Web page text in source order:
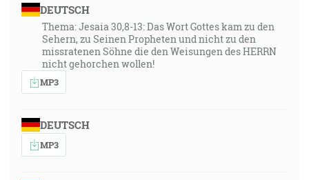
DEUTSCH
Thema: Jesaia 30,8-13: Das Wort Gottes kam zu den
Sehern, zu Seinen Propheten und nicht zu den
missratenen Söhne die den Weisungen des HERRN
nicht gehorchen wollen!
MP3
DEUTSCH
MP3